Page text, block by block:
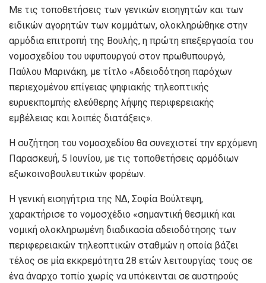
Με τις τοποθετήσεις των γενικών εισηγητών και των
ειδικών αγορητών των κομμάτων, ολοκληρώθηκε στην
αρμόδια επιτροπή της Βουλής, η πρώτη επεξεργασία του
νομοσχεδίου του υφυπουργού στον πρωθυπουργό,
Παύλου Μαρινάκη, με τίτλο «Αδειοδότηση παρόχων
περιεχομένου επίγειας ψηφιακής τηλεοπτικής
ευρυεκπομπής ελεύθερης λήψης περιφερειακής
εμβέλειας και λοιπές διατάξεις».
Η συζήτηση του νομοσχεδίου θα συνεχιστεί την ερχόμενη
Παρασκευή, 5 Ιουνίου, με τις τοποθετήσεις αρμόδιων
εξωκοινοβουλευτικών φορέων.
Η γενική εισηγήτρια της ΝΔ, Σοφία Βούλτεψη,
χαρακτήρισε το νομοσχέδιο «σημαντική θεσμική και
νομική ολοκληρωμένη διαδικασία αδειοδότησης των
περιφερειακών τηλεοπτικών σταθμών η οποία βάζει
τέλος σε μία εκκρεμότητα 28 ετών λειτουργίας τους σε
ένα άναρχο τοπίο χωρίς να υπόκεινται σε αυστηρούς